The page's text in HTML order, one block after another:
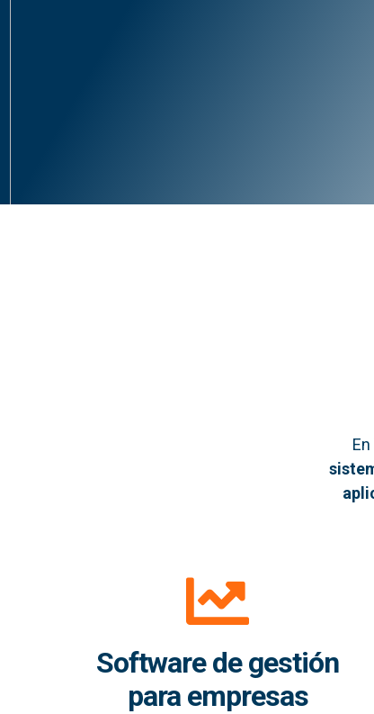
Software de gestión
para empresas